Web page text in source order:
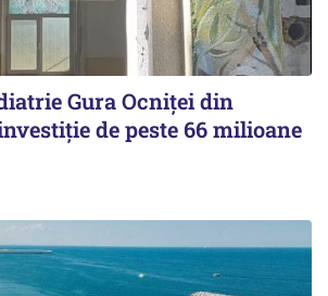
Gura Ocniței din
de peste 66 milioane